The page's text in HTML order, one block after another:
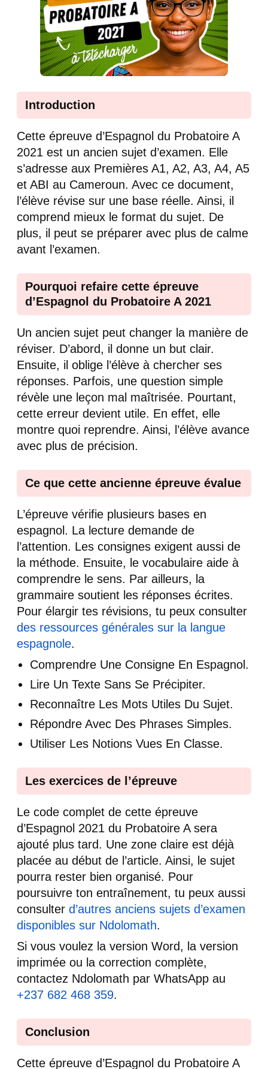
Introduction
Cette épreuve d’Espagnol du Probatoire A
2021 est un ancien sujet d’examen. Elle
s’adresse aux Premières A1, A2, A3, A4, A5
et ABI au Cameroun. Avec ce document,
l’élève révise sur une base réelle. Ainsi, il
comprend mieux le format du sujet. De
plus, il peut se préparer avec plus de calme
avant l’examen.
Pourquoi refaire cette épreuve
d’Espagnol du Probatoire A 2021
Un ancien sujet peut changer la manière de
réviser. D’abord, il donne un but clair.
Ensuite, il oblige l’élève à chercher ses
réponses. Parfois, une question simple
révèle une leçon mal maîtrisée. Pourtant,
cette erreur devient utile. En effet, elle
montre quoi reprendre. Ainsi, l’élève avance
avec plus de précision.
Ce que cette ancienne épreuve évalue
L’épreuve vérifie plusieurs bases en
espagnol. La lecture demande de
l’attention. Les consignes exigent aussi de
la méthode. Ensuite, le vocabulaire aide à
comprendre le sens. Par ailleurs, la
grammaire soutient les réponses écrites.
Pour élargir tes révisions, tu peux consulter
des ressources générales sur la langue
espagnole.
Comprendre Une Consigne En Espagnol.
Lire Un Texte Sans Se Précipiter.
Reconnaître Les Mots Utiles Du Sujet.
Répondre Avec Des Phrases Simples.
Utiliser Les Notions Vues En Classe.
Les exercices de l’épreuve
Le code complet de cette épreuve
d’Espagnol 2021 du Probatoire A sera
ajouté plus tard. Une zone claire est déjà
placée au début de l’article. Ainsi, le sujet
pourra rester bien organisé. Pour
poursuivre ton entraînement, tu peux aussi
consulter d’autres anciens sujets d’examen
disponibles sur Ndolomath.
Si vous voulez la version Word, la version
imprimée ou la correction complète,
contactez Ndolomath par WhatsApp au
+237 682 468 359.
Conclusion
Cette épreuve d’Espagnol du Probatoire A